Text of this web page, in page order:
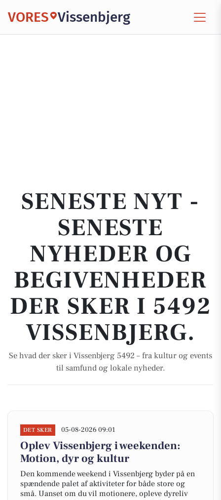
VORES Vissenbjerg
SENESTE NYT -
SENESTE
NYHEDER OG
BEGIVENHEDER
DER SKER I 5492
VISSENBJERG.
Se hvad der sker i Vissenbjerg 5492 – fra kultur og events
til samfund og lokale nyheder.
DET SKER 05-08-2026 09:01
Oplev Vissenbjerg i weekenden:
Motion, dyr og kultur
Den kommende weekend i Vissenbjerg byder på en
spændende palet af aktiviteter for både store og
små. Uanset om du vil motionere, opleve dyreliv